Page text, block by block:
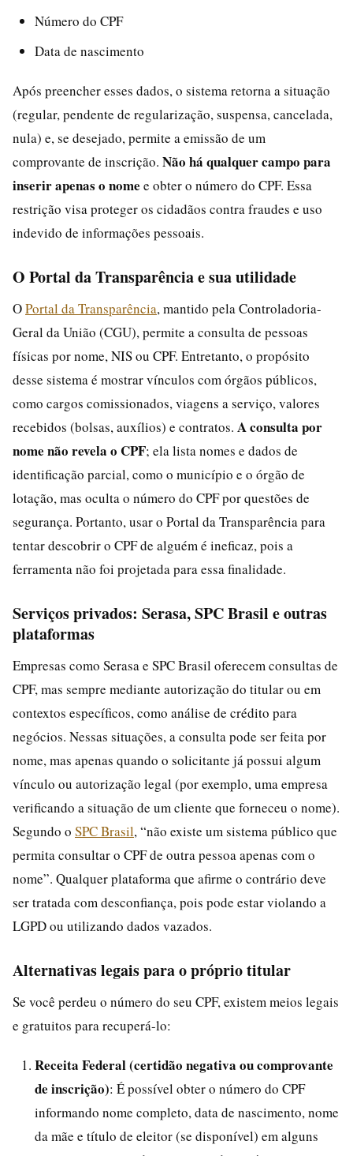
Número do CPF
Data de nascimento
Após preencher esses dados, o sistema retorna a situação
(regular, pendente de regularização, suspensa, cancelada,
nula) e, se desejado, permite a emissão de um
comprovante de inscrição. Não há qualquer campo para
inserir apenas o nome e obter o número do CPF. Essa
restrição visa proteger os cidadãos contra fraudes e uso
indevido de informações pessoais.
O Portal da Transparência e sua utilidade
OPortal da Transparência, mantido pela Controladoria-
Geral da União (CGU), permite a consulta de pessoas
físicas por nome, NIS ou CPF. Entretanto, o propósito
desse sistema é mostrar vínculos com órgãos públicos,
como cargos comissionados, viagens a serviço, valores
recebidos (bolsas, auxílios) e contratos. A consulta por
nome não revela o CPF; ela lista nomes e dados de
identificação parcial, como o município e o órgão de
lotação, mas oculta o número do CPF por questões de
segurança. Portanto, usar o Portal da Transparência para
tentar descobrir o CPF de alguém é ineficaz, pois a
ferramenta não foi projetada para essa finalidade.
Serviços privados: Serasa, SPC Brasil e outras
plataformas
Empresas como Serasa e SPC Brasil oferecem consultas de
CPF, mas sempre mediante autorização do titular ou em
contextos específicos, como análise de crédito para
negócios. Nessas situações, a consulta pode ser feita por
nome, mas apenas quando o solicitante já possui algum
vínculo ou autorização legal (por exemplo, uma empresa
verificando a situação de um cliente que forneceu o nome).
Segundo o SPC Brasil, “não existe um sistema público que
permita consultar o CPF de outra pessoa apenas com o
nome”. Qualquer plataforma que afirme o contrário deve
ser tratada com desconfiança, pois pode estar violando a
LGPD ou utilizando dados vazados.
Alternativas legais para o próprio titular
Se você perdeu o número do seu CPF, existem meios legais
e gratuitos para recuperá-lo:
Receita Federal (certidão negativa ou comprovante
de inscrição): É possível obter o número do CPF
informando nome completo, data de nascimento, nome
da mãe e título de eleitor (se disponível) em alguns